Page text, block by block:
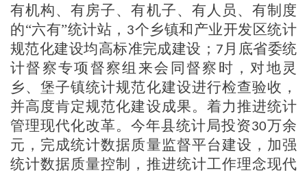
有机构、有房子、有机子、有人员、有制度
的“六有”统计站， 3个乡镇和产业开发区统计
规范化建设均高标准完成建设 ； 7 月底省委统
计督察专项督察组来会同督察时，对地灵
乡、堡子镇统计规范化建设进行检查验收，
并高度肯定规范化建设成果。 着力推进统计
管理现代化改革。今年县统计局投资30万余
元，完成统计数据质量监督平台建设，加强
统计数据质量控制，推进统计工作理念现代